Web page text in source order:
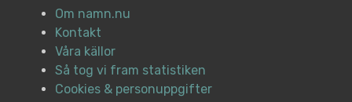
Om namn.nu
Kontakt
Våra källor
Så tog vi fram statistiken
Cookies & personuppgifter